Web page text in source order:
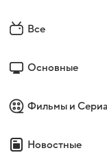
Все
Основные
Фильмы и
Новостные